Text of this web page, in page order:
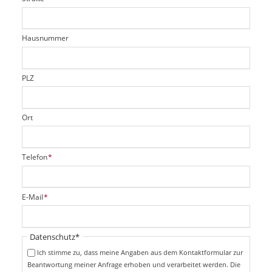
t
r
e
d
c
t
f
e
d
Hausnummer
PLZ
Ort
P
f
i
c
t
f
Telefon*
P
f
i
E-Mail*
Pflichtfeld
Datenschutz*
Ich stimme zu, dass meine Angaben aus dem Kontaktformular zur
Beantwortung meiner Anfrage erhoben und verarbeitet werden. Die